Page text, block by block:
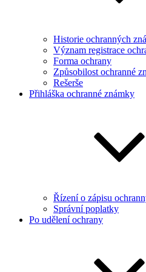
Historie ochranných
Význam registrace
Forma ochrany
Způsobilost ochranné
Rešerše
Přihláška ochranné známky
Řízení o zápisu
Správní poplatky
Po udělení ochrany